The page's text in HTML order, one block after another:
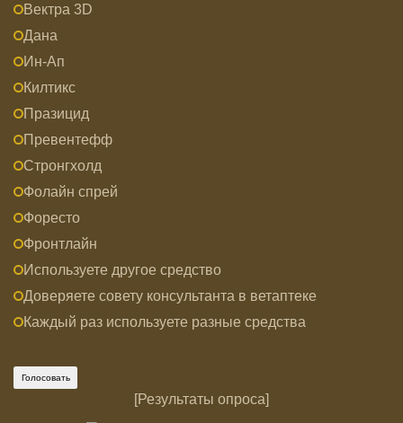
Вектра 3D
Дана
Ин-Ап
Килтикс
Празицид
Превентефф
Стронгхолд
Фолайн спрей
Форесто
Фронтлайн
Используете другое средство
Доверяете совету консультанта в ветаптеке
Каждый раз используете разные средства
[Результаты опроса]